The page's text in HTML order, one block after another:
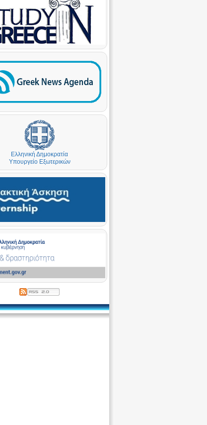
Ελληνική Δημοκρατία
Υπουργείο Εξωτερικών